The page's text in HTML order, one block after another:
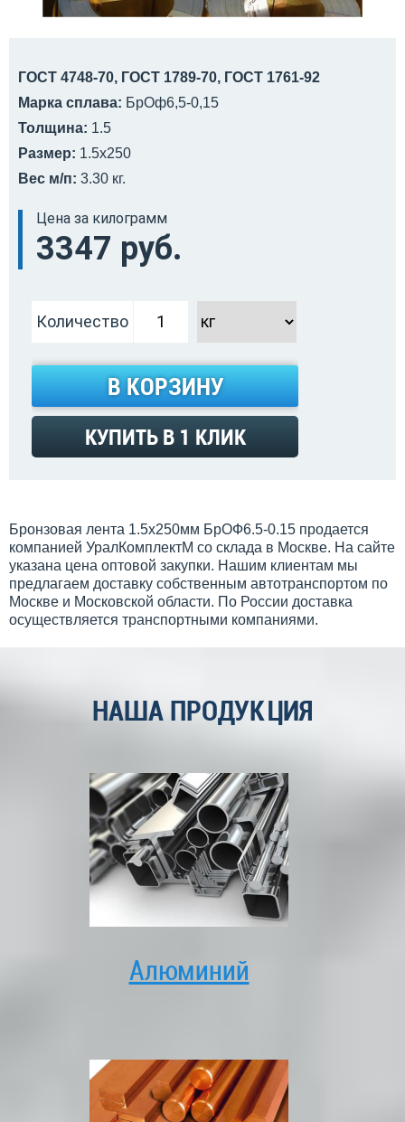
ГОСТ 4748-70, ГОСТ 1789-70, ГОСТ 1761-92
Марка сплава: БрОф6,5-0,15
Толщина: 1.5
Размер: 1.5x250
Вес м/п: 3.30 кг.
Цена за килограмм
3347 руб.
Количество
В КОРЗИНУ
КУПИТЬ В 1 КЛИК
Бронзовая лента 1.5x250мм БрОФ6.5-0.15 продается
компанией УралКомплектМ со склада в Москве. На сайте
указана цена оптовой закупки. Нашим клиентам мы
предлагаем доставку собственным автотранспортом по
Москве и Московской области. По России доставка
осуществляется транспортными компаниями.
НАША ПРОДУКЦИЯ
Алюминий